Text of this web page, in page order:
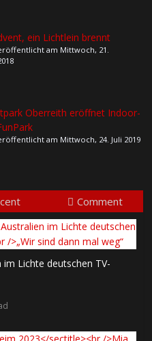
ein Lichtlein brennt
am Mittwoch, 21.
Oberreith eröffnet Indoor-
am Mittwoch, 24. Juli 2019
Comment
Lichte deutschen TV-